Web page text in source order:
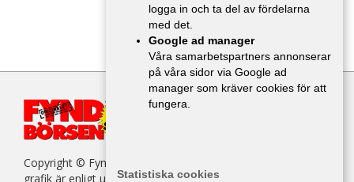
Copyright © Fyndbörsen. All kopiering av texter, bilder eller
grafik är enligt upphovsrättslagen förbjuden.
logga in och ta del av fördelarna
med det.
Google ad manager
Våra samarbetspartners annonserar
på våra sidor via Google ad
manager som kräver cookies för att
fungera.
Statistiska cookies